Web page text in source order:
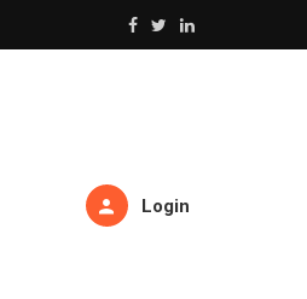
Login